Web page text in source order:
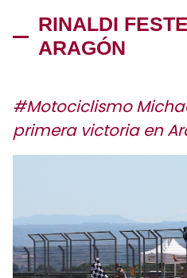
RINALDI
ARAGÓN
#Motociclismo
primera victoria en